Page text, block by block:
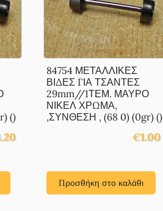
()
84754 ΜΕΤΑΛΛΙΚΕΣ
ΒΙΔΕΣ ΓΙΑ ΤΣΑΝΤΕΣ
29mm//1ΤΕΜ. ΜΑΥΡΟ
ΝΙΚΕΛ ΧΡΩΜΑ,
,ΣΥΝΘΕΣΗ , (68 0) (0gr) ()
€1.00
Προσθήκη στο καλάθι